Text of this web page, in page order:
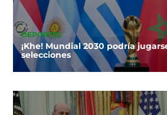
DEPORTES
¡Khe! Mundial 2030 podría
selecciones